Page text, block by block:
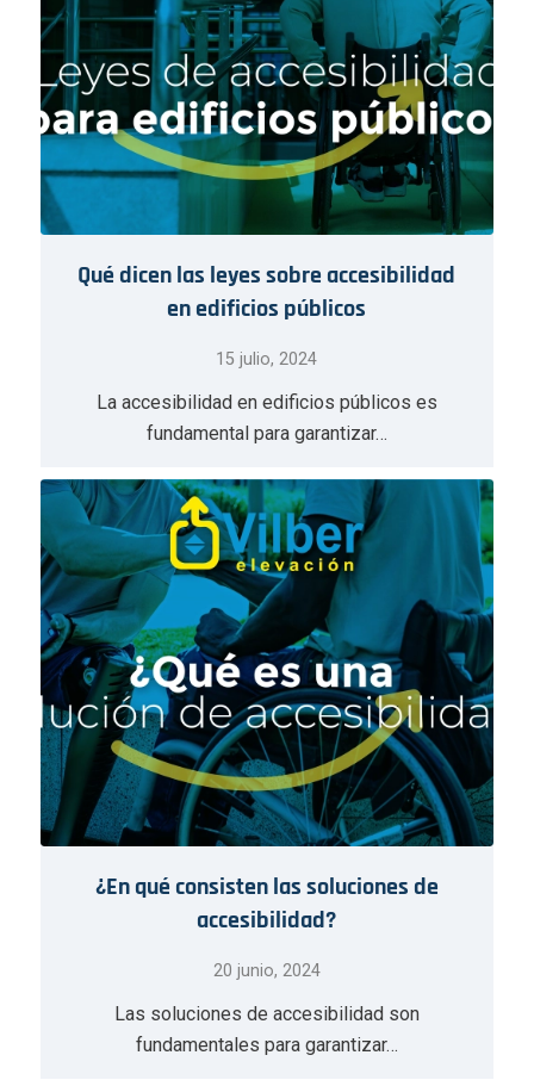
Qué dicen las leyes sobre accesibilidad
en edificios públicos
15 julio, 2024
La accesibilidad en edificios públicos es
fundamental para garantizar…
¿En qué consisten las soluciones de
accesibilidad?
20 junio, 2024
Las soluciones de accesibilidad son
fundamentales para garantizar…